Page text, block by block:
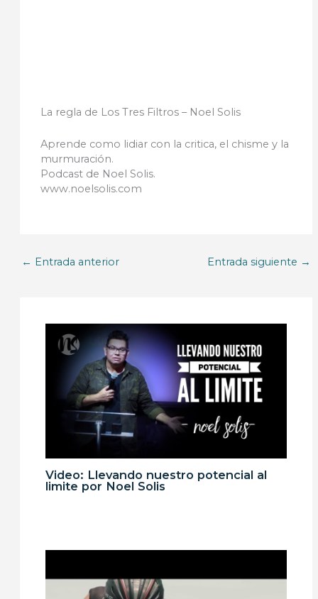
La regla de Los Tres Filtros – Noel Solis
Aprende como lidiar con la critica, el chisme y la
murmuración.
Podcast de Noel Solis.
www.noelsolis.com
← Entrada anterior Entrada siguiente →
Video: Llevando nuestro potencial al
limite por Noel Solis